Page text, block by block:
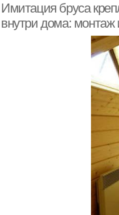
Имитация бруса
внутри дома: